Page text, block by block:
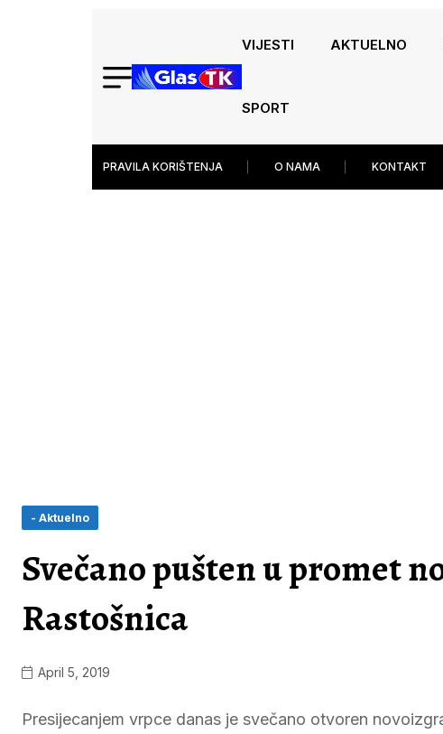
VIJESTI AKTUELNO
SPORT
PRAVILA KORIŠTENJA O NAMA KONTAKT
- Aktuelno
Svečano pušten u promet
Rastošnica
April 5, 2019
Presijecanjem vrpce danas je svečano otvoren